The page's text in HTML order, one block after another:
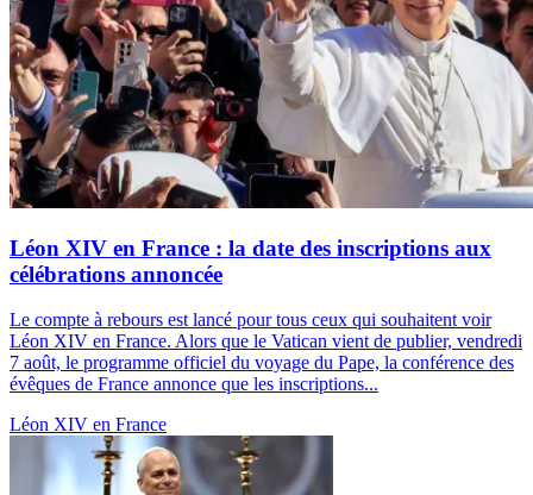
Léon XIV en France : la date des inscriptions aux
célébrations annoncée
Le compte à rebours est lancé pour tous ceux qui souhaitent voir
Léon XIV en France. Alors que le Vatican vient de publier, vendredi
7 août, le programme officiel du voyage du Pape, la conférence des
évêques de France annonce que les inscriptions...
Léon XIV en France